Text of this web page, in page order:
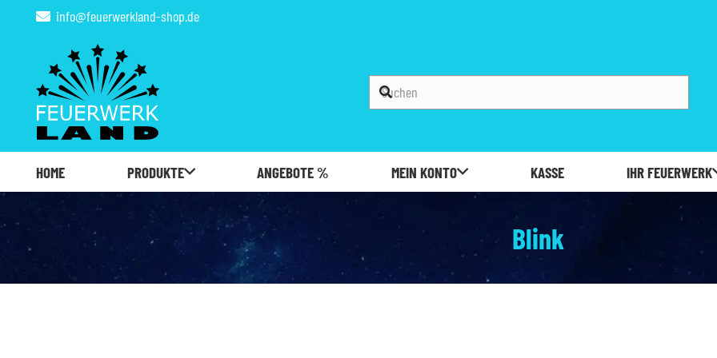
info@feuerwerkland-shop.de
HOME PRODUKTE ANGEBOTE % MEIN KONTO KASSE IHR FEUERWERK
Blink